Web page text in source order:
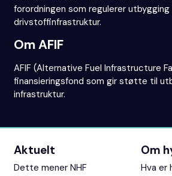
forordningen som regulerer
drivstoffinfrastruktur.
Om AFIF
AFIF (Alternative Fuel Infrastructure
finansieringsfond som gir støtte til
infrastruktur.
Aktuelt
Dette mener NHF
Om
Hva er